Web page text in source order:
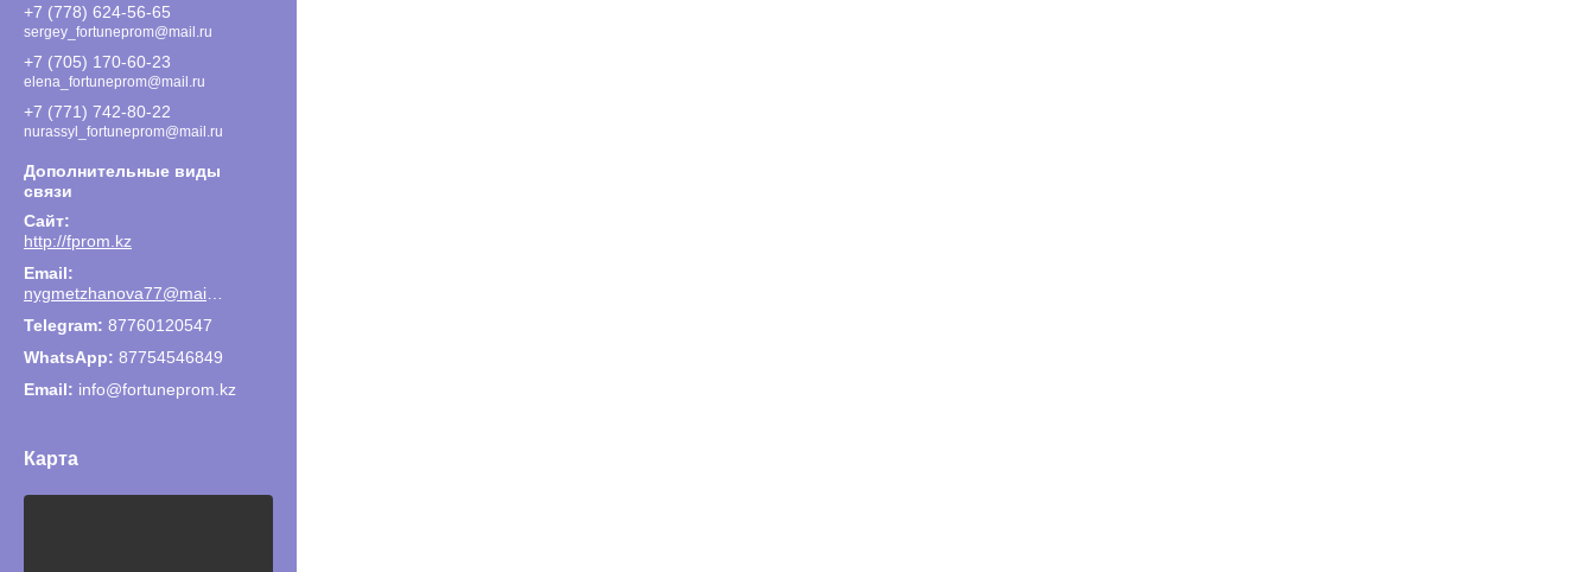
+7 (778) 624-56-65
sergey_fortuneprom@mail.ru
+7 (705) 170-60-23
elena_fortuneprom@mail.ru
+7 (771) 742-80-22
nurassyl_fortuneprom@mail.ru
http://fprom.kz
87760120547
87754546849
Email
info@fortuneprom.kz
Карта